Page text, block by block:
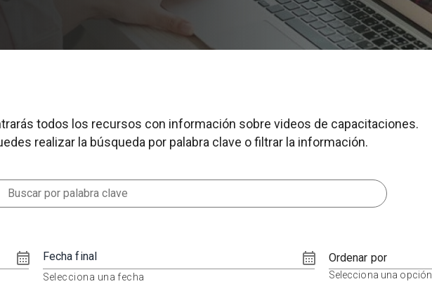
todos los recursos con información sobre videos de capacitaciones.
realizar la búsqueda por palabra clave o filtrar la información.
Fecha final
Selecciona una fecha
Ordenar por
Selecciona una opción